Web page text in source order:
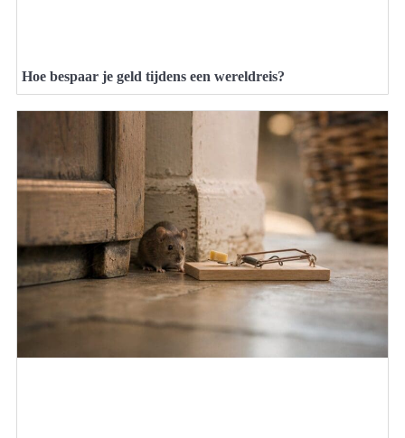
Hoe bespaar je geld tijdens een wereldreis?